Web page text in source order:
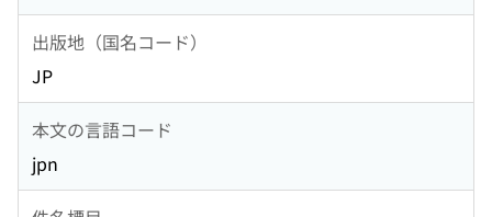
出版地（国名コード）
JP
本文の言語コード
jpn